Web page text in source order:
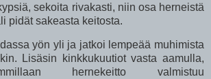
sekoita rivakasti, niin osa herneistä
pidät sakeasta keitosta.
yön yli ja jatkoi lempeää muhimista
Lisäsin kinkkukuutiot vasta aamulla,
hernekeitto valmistuu